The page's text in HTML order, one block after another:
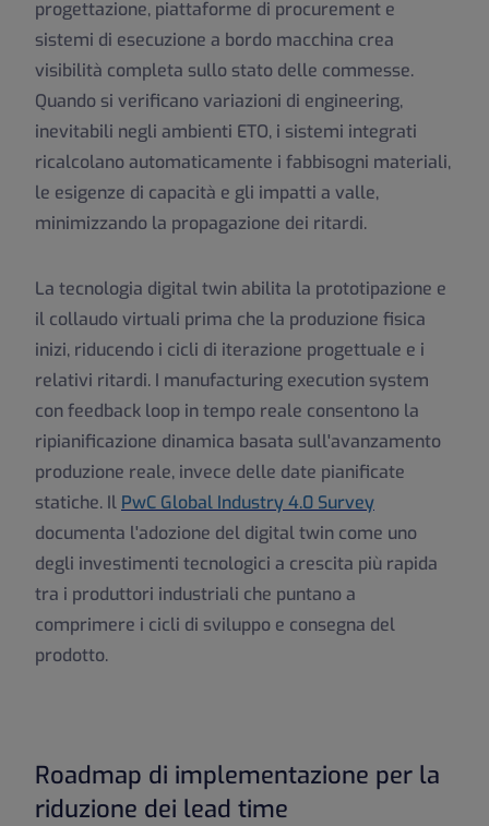
progettazione, piattaforme di procurement e
sistemi di esecuzione a bordo macchina crea
visibilità completa sullo stato delle commesse.
Quando si verificano variazioni di engineering,
inevitabili negli ambienti ETO, i sistemi integrati
ricalcolano automaticamente i fabbisogni materiali,
le esigenze di capacità e gli impatti a valle,
minimizzando la propagazione dei ritardi.
La tecnologia digital twin abilita la prototipazione e
il collaudo virtuali prima che la produzione fisica
inizi, riducendo i cicli di iterazione progettuale e i
relativi ritardi. I manufacturing execution system
con feedback loop in tempo reale consentono la
ripianificazione dinamica basata sull'avanzamento
produzione reale, invece delle date pianificate
statiche. Il PwC Global Industry 4.0 Survey
documenta l'adozione del digital twin come uno
degli investimenti tecnologici a crescita più rapida
tra i produttori industriali che puntano a
comprimere i cicli di sviluppo e consegna del
prodotto.
Roadmap di implementazione per la
riduzione dei lead time